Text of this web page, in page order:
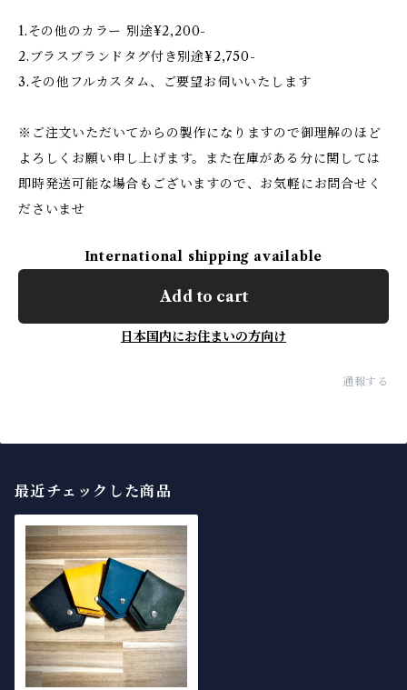
1.その他のカラー 別途¥2,200-
2.ブラスブランドタグ付き別途¥2,750-
3.その他フルカスタム、ご要望お伺いいたします
※ご注文いただいてからの製作になりますので御理解のほど
よろしくお願い申し上げます。また在庫がある分に関しては
即時発送可能な場合もございますので、お気軽にお問合せく
ださいませ
International shipping available
Add to cart
日本国内にお住まいの方向け
通報する
最近チェックした商品